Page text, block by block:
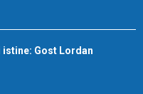
istine: Gost Lordan